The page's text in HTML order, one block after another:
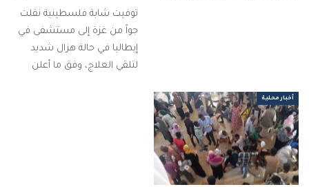
توفيت شابة فلسطينية نقلت
جواً من غزة إلى مستشفى في
إيطاليا في حالة هزال شديد
لتلقي العلاج، وفق ما أعلن
أخبار محلية